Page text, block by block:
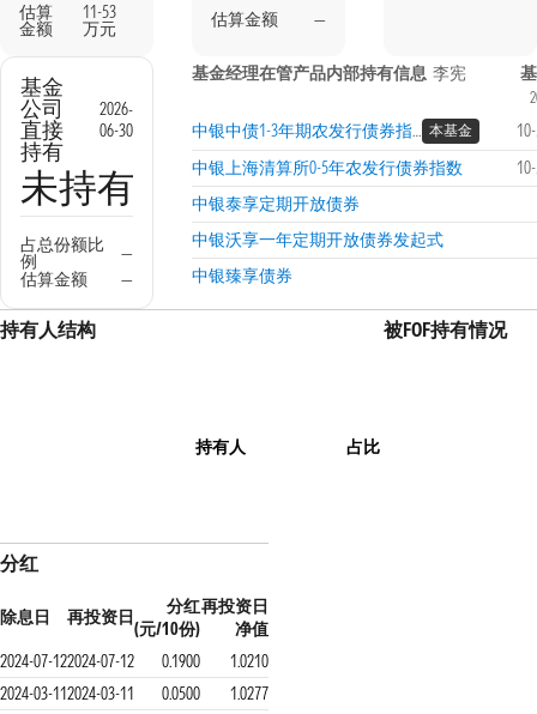
估算
金额
11-53
万元 估算金额 —
基金
公司
直接
持有
2026-
06-30
未持有
占总份额比
例
—
估算金额
—
基金经理在管产品内部持有信息 李宪
中银中债1-3年期农发行债券指数 本基金
中银上海清算所0-5年农发行债券指数
中银泰享定期开放债券
中银沃享一年定期开放债券发起式
中银臻享债券
持有人结构
持有人 占比
被FOF持有情况
分红
除息日 再投资日
分红
(元/10份)
再投资日
净值
2024-07-122024-07-12 0.1900
1.0210
2024-03-112024-03-11 0.0500
1.0277